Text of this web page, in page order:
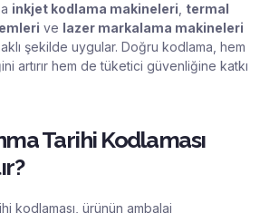
inkjet kodlama makineleri termal
ve lazer markalama makineleri
şekilde uygular. Doğru kodlama , hem
artırır hem de tüketici güvenliğine katkı
Tarihi Kodlaması
kodlaması, ürünün ambalaj